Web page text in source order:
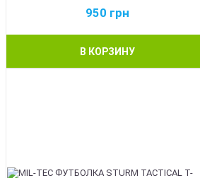
950 грн
В КОРЗИНУ